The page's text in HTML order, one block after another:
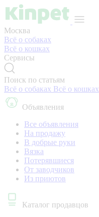
Москва
Всё о собаках
Всё о кошках
Сервисы
Поиск по статьям
Всё о собаках Всё о кошках
Объявления
Все объявления
На продажу
В добрые руки
Вязка
Потерявшиеся
От заводчиков
Из приютов
Каталог продавцов